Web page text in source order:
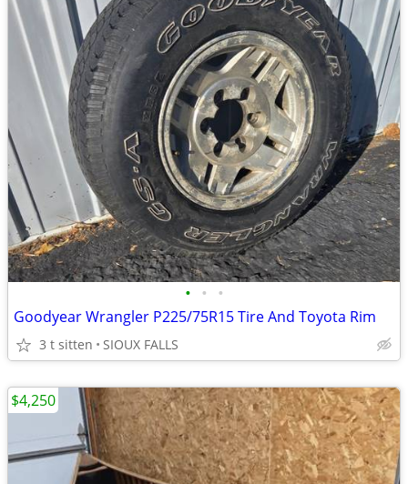
• • •
Goodyear Wrangler P225/75R15 Tire And Toyota Rim
3 t sitten SIOUX FALLS
$4,250